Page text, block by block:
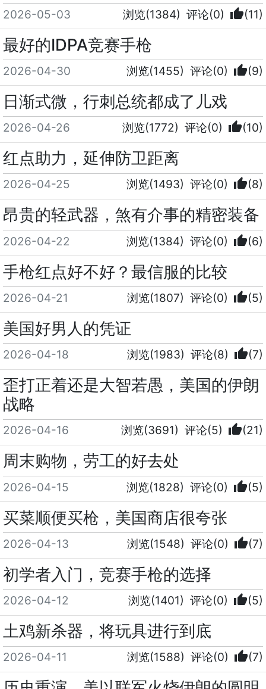
2026-05-03 浏览(1384) 评论(0) thumb_up(11)
最好的IDPA竞赛手枪
2026-04-30 浏览(1455) 评论(0) thumb_up(9)
日渐式微，行刺总统都成了儿戏
2026-04-26 浏览(1772) 评论(0) thumb_up(10)
红点助力，延伸防卫距离
2026-04-25 浏览(1493) 评论(0) thumb_up(8)
昂贵的轻武器，煞有介事的精密装备
2026-04-22 浏览(1384) 评论(0) thumb_up(6)
手枪红点好不好？最信服的比较
2026-04-21 浏览(1807) 评论(0) thumb_up(5)
美国好男人的凭证
2026-04-18 浏览(1983) 评论(8) thumb_up(7)
歪打正着还是大智若愚，美国的伊朗
战略
2026-04-16 浏览(3691) 评论(5) thumb_up(21)
周末购物，劳工的好去处
2026-04-15 浏览(1828) 评论(0) thumb_up(5)
买菜顺便买枪，美国商店很夸张
2026-04-13 浏览(1548) 评论(0) thumb_up(7)
初学者入门，竞赛手枪的选择
2026-04-12 浏览(1401) 评论(0) thumb_up(5)
土鸡新杀器，将玩具进行到底
2026-04-11 浏览(1588) 评论(0) thumb_up(7)